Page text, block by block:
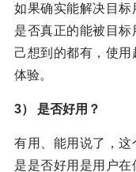
如果确实能解决目
是否真正的能被目
己想到的都有，使
体验。
3） 是否好用？
有用、能用说了，这
是是否好用是用户